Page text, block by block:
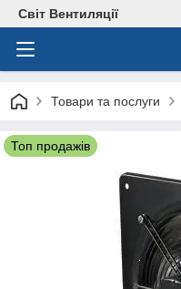
Світ Вентиляції
Товари та послуги
Топ продажів